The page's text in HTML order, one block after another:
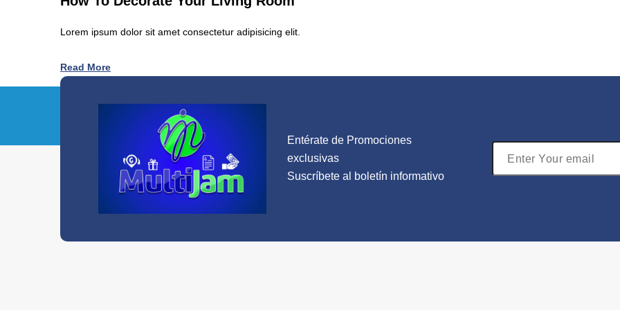
Lorem ipsum dolor sit amet consectetur adipisicing elit.
Read More
Entérate de Promociones
exclusivas
Suscríbete al boletín informativo
for: